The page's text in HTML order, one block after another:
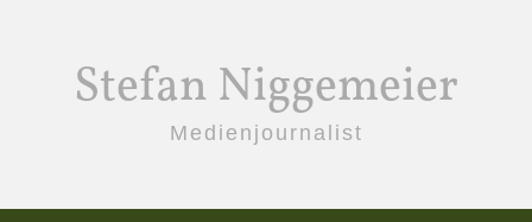
Stefan Niggemeier
Medienjournalist